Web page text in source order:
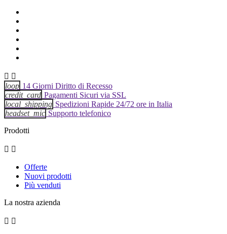
 
loop 14 Giorni Diritto di Recesso
credit_card Pagamenti Sicuri via SSL
local_shipping Spedizioni Rapide 24/72 ore in Italia
headset_mic Supporto telefonico
Prodotti
 
Offerte
Nuovi prodotti
Più venduti
La nostra azienda
 